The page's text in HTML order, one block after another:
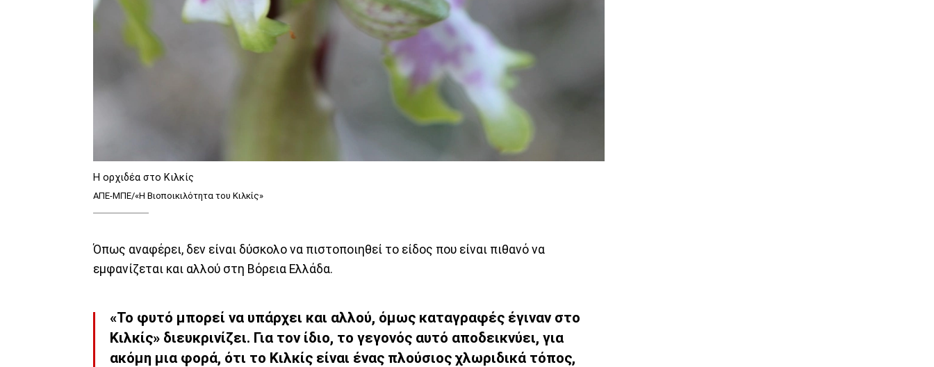
Η ορχιδέα στο Κιλκίς
ΑΠΕ-ΜΠΕ/«Η Βιοποικιλότητα του Κιλκίς»
Όπως αναφέρει, δεν είναι δύσκολο να πιστοποιηθεί το είδος που είναι πιθανό να
εμφανίζεται και αλλού στη Βόρεια Ελλάδα.
«Το φυτό μπορεί να υπάρχει και αλλού, όμως καταγραφές έγιναν στο
Κιλκίς» διευκρινίζει. Για τον ίδιο, το γεγονός αυτό αποδεικνύει, για
ακόμη μια φορά, ότι το Κιλκίς είναι ένας πλούσιος χλωριδικά τόπος,